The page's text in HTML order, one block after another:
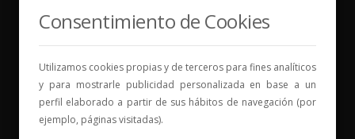
Vinos para compartir historias
Elige tu vino, con quién compartirlo y comienza una
nueva historia.
* Web con contenido para mayores de 18 años
Consentimiento de Cookies
Utilizamos cookies propias y de terceros para fines analíticos
y para mostrarle publicidad personalizada en base a un
perfil elaborado a partir de sus hábitos de navegación (por
ejemplo, páginas visitadas).